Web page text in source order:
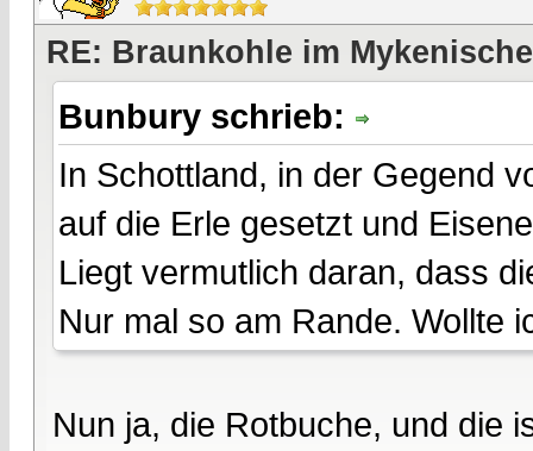
RE: Braunkohle im
Bunbury schrieb:
In Schottland, in der Gegend
auf die Erle gesetzt und
Liegt vermutlich daran, dass
Nur mal so am Rande. Wollte
Nun ja, die Rotbuche, und die